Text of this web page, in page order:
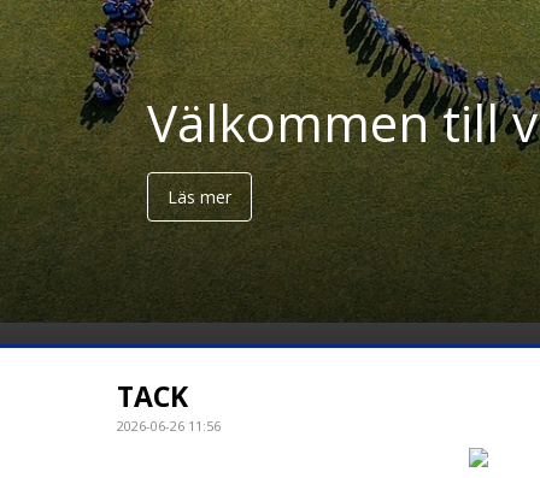
Välkommen till
TACK
2026-06-26 11:56